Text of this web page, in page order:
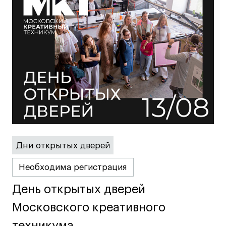
Карьера
Ассоциация выпускников
Центр карьеры
Живые проекты
Конкурсы
Участие в выставках
Проекты студентов
«Живые» проекты
Участие в выставках
Дни открытых дверей
Необходима регистрация
День открытых дверей
Московского креативного
День открытых дверей
Московского креативного